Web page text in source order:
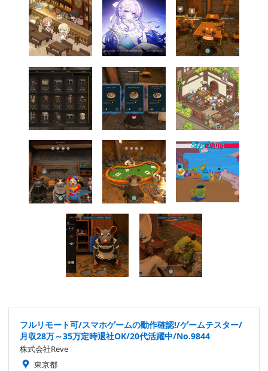
フルリモート可/スマホゲームの動作確認!/ゲームテスター/
月収28万～35万定時退社OK/20代活躍中/No.9844
株式会社Reve
東京都